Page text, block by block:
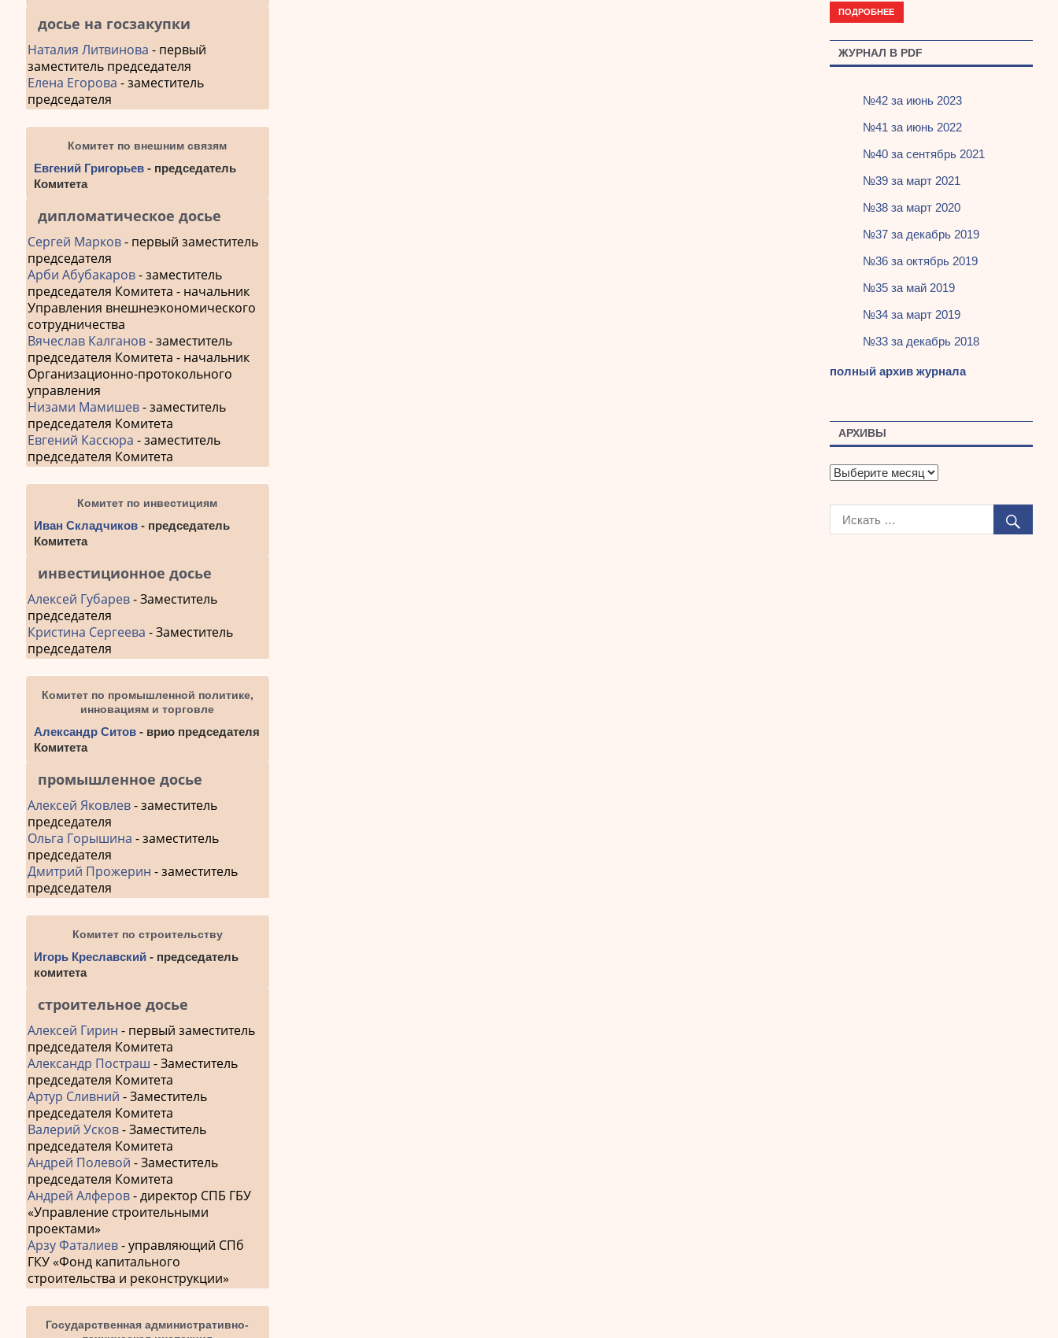
досье на госзакупки
Наталия Литвинова - первый
заместитель председателя
Елена Егорова - заместитель
председателя
Комитет по внешним связям
Евгений Григорьев - председатель
Комитета
дипломатическое досье
Сергей Марков- первый заместитель
председателя
Арби Абубакаров- заместитель
председателя Комитета - начальник
Управления внешнеэкономического
сотрудничества
Вячеслав Калганов- заместитель
председателя Комитета - начальник
Организационно-протокольного
управления
Низами Мамишев- заместитель
председателя Комитета
Евгений Кассюра - заместитель
председателя Комитета
Комитет по инвестициям
Иван Складчиков - председатель
Комитета
инвестиционное досье
Алексей Губарев- Заместитель
председателя
Кристина Сергеева - Заместитель
председателя
Комитет по промышленной политике,
инновациям и торговле
Александр Ситов - врио председателя
Комитета
промышленное досье
Алексей Яковлев- заместитель
председателя
Ольга Горышина - заместитель
председателя
Дмитрий Прожерин - заместитель
председателя
Комитет по строительству
Игорь Креславский - председатель
комитета
строительное досье
Алексей Гирин - первый заместитель
председателя Комитета
Александр Постраш - Заместитель
председателя Комитета
Артур Сливний - Заместитель
председателя Комитета
Валерий Усков- Заместитель
председателя Комитета
Андрей Полевой - Заместитель
председателя Комитета
Андрей Алферов- директор СПБ ГБУ
«Управление строительными
проектами»
Арзу Фаталиев- управляющий СПб
ГКУ «Фонд капитального
строительства и реконструкции»
Государственная административно-
ПОДРОБНЕЕ
ЖУРНАЛ В PDF
№42 за июнь 2023
№41 за июнь 2022
№40 за сентябрь 2021
№39 за март 2021
№38 за март 2020
№37 за декабрь 2019
№36 за октябрь 2019
№35 за май 2019
№34 за март 2019
№33 за декабрь 2018
полный архив журнала
АРХИВЫ
А
х
в